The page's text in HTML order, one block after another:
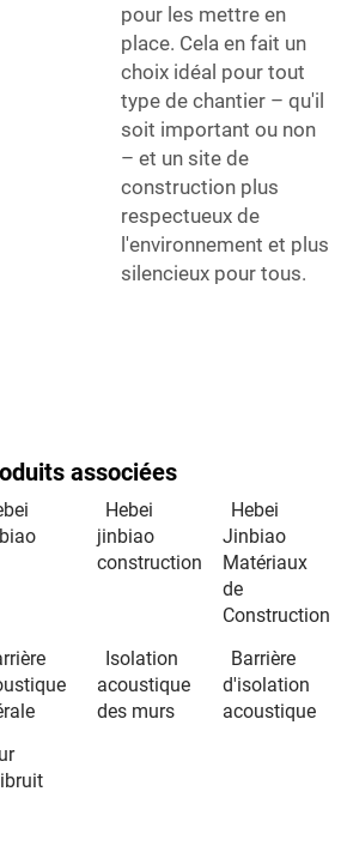
pour les mettre en
place. Cela en fait un
choix idéal pour tout
type de chantier – qu'il
soit important ou non
– et un site de
construction plus
respectueux de
l'environnement et plus
silencieux pour tous.
associées
Hebei
jinbiao
construction
Hebei
Jinbiao
Matériaux
de
Construction
Isolation
acoustique
des murs
Barrière
d'isolation
acoustique